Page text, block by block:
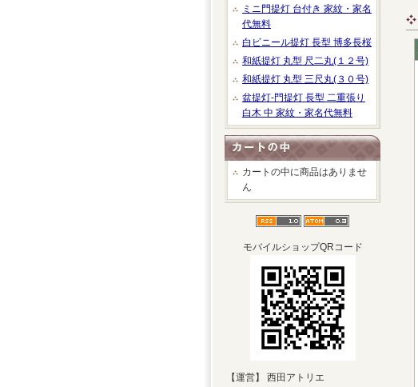
ミニ門提灯 台付き 家紋・家名
代無料
白ビニール提灯 長型 博多長桜
和紙提灯 丸型 尺二丸(１２号)
和紙提灯 丸型 三尺丸(３０号)
盆提灯-門提灯 長型 二重張り
白木 中 家紋・家名代無料
カートの中に商品はありませ
ん
モバイルショップQRコード
【運営】 西田アトリエ